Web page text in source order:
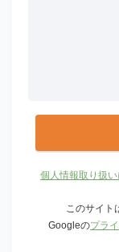
個人情報取り扱
このサイト
Googleのプラ